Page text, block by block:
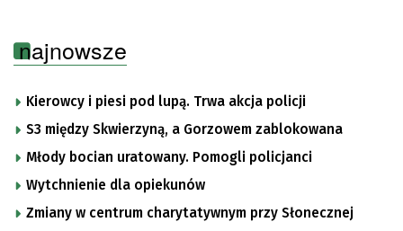
najnowsze
Kierowcy i piesi pod lupą. Trwa akcja policji
S3 między Skwierzyną, a Gorzowem zablokowana
Młody bocian uratowany. Pomogli policjanci
Wytchnienie dla opiekunów
Zmiany w centrum charytatywnym przy Słonecznej